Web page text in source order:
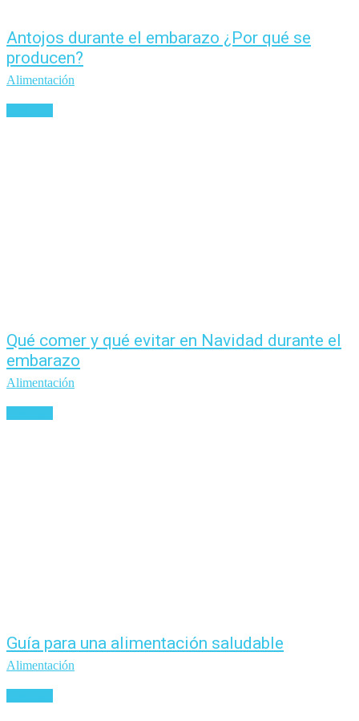
Antojos durante el embarazo ¿Por qué se
producen?
Alimentación
Qué comer y qué evitar en Navidad durante el
embarazo
Alimentación
Guía para una alimentación saludable
Alimentación